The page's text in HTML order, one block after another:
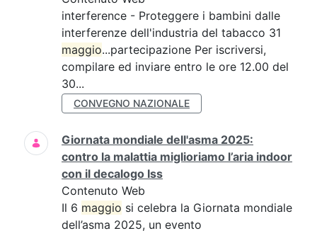
interference - Proteggere i bambini dalle
interferenze dell'industria del tabacco 31
maggio...partecipazione Per iscriversi,
compilare ed inviare entro le ore 12.00 del
30...
CONVEGNO NAZIONALE
Giornata mondiale dell'asma 2025:
contro la malattia miglioriamo l’aria indoor
con il decalogo Iss
Contenuto Web
Il 6 maggio si celebra la Giornata mondiale
dell’asma 2025, un evento